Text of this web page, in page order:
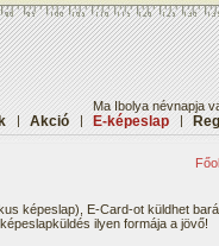
Ma Ibolya névnapja
| Akció | E-képeslap |
képeslap), E-Card-ot küldhet
ilyen formája a jövő!